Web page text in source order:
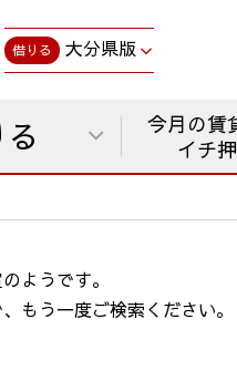
借りる 大分県版
今月の賃
イチ
ようです。
もう一度ご検索ください。